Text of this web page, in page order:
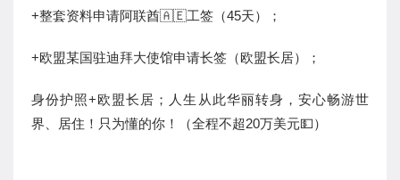
+整套资料申请阿联酋🇦🇪工签（45天）；
+欧盟某国驻迪拜大使馆申请长签（欧盟长居）；
身份护照+欧盟长居；人生从此华丽转身，安心畅游世
界、居住！只为懂的你！（全程不超20万美元💵）